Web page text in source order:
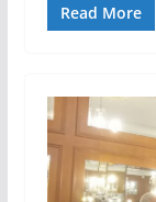
Read More